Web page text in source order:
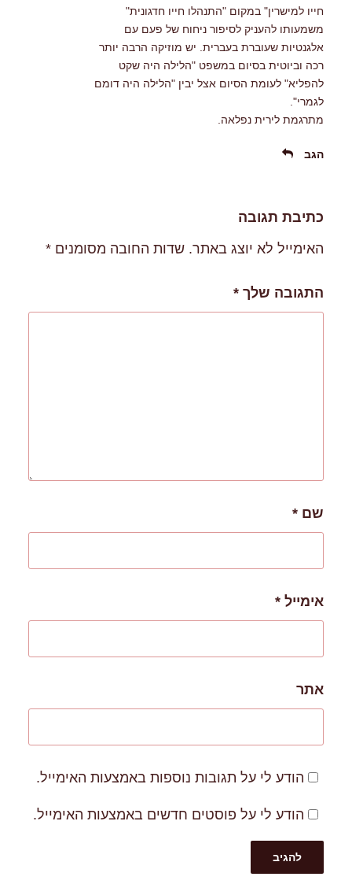
חייו למישרין" במקום "התנהלו חייו חדגונית"
משמעותו להעניק לסיפור ניחוח של פעם עם
אלגנטיות שעוברת בעברית. יש מוזיקה הרבה יותר
רכה וביוטית בסיום במשפט "הלילה היה שקט
להפליא" לעומת הסיום אצל יבין "הלילה היה דומם
לגמרי".
מתרגמת לירית נפלאה.
הגב
כתיבת תגובה
האימייל לא יוצג באתר. שדות החובה מסומנים *
התגובה שלך *
שם *
אימייל *
אתר
הודע לי על תגובות נוספות באמצעות האימייל.
הודע לי על פוסטים חדשים באמצעות האימייל.